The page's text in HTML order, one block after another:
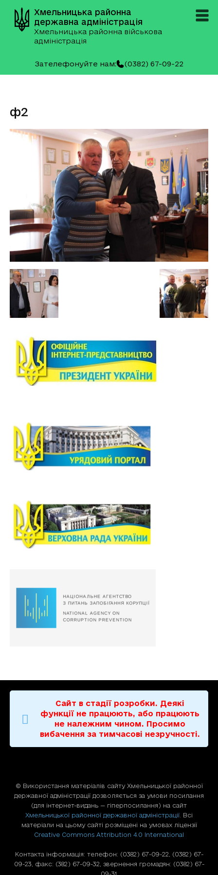
Хмельницька районна
державна адміністрація
Хмельницька районна військова
адміністрація
Зателефонуйте нам: (0382) 67-09-22
ф2
Сайт в стадії розробки. Деякі
функції не працюють, або працюють
не належним чином. Просимо
вибачення за тимчасові незручності.
© Використання матерiалiв сайту Хмельницької районної
державної адміністрації дозволяється за умови посилання
(для iнтернет-видань — гiперпосилання) на сайт
Хмельницької районної державної адміністрації . Всі
матеріали на цьому сайті розміщені на умовах ліцензії
Creative Commons Attribution 4.0 International
Контакта інформація: телефон: (0382) 67-09-22, (0382) 67-
09-23, факс: (382) 67-09-32, звернення громадян: (0382) 67-
09-31